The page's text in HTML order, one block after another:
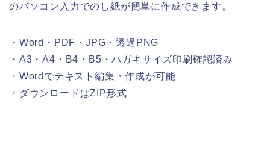
のパソコン入力でのし紙が簡単に作成できます。
・Word・PDF・JPG・透過PNG
・A3・A4・B4・B5・ハガキサイズ印刷確認済み
・Wordでテキスト編集・作成が可能
・ダウンロードはZIP形式